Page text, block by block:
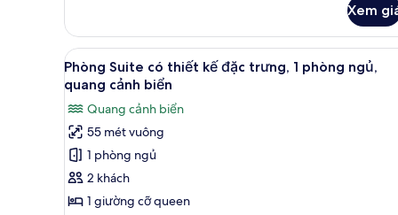
công,
quang
cảnh
một
góc
biển
(Balcony)
Phòng
Suite
dành
cho
gia
đình,
2
phòng
ngủ,
ban
quang
Xem
Xem
tất
cả
ảnh
Phòng
Suite
có
thiết
5
Phòng Suite có thiết kế đặc trưng, 1 phòng ngủ,
quang cảnh biển
Quang cảnh biển
55 mét vuông
1 phòng ngủ
2 khách
1 giường cỡ queen